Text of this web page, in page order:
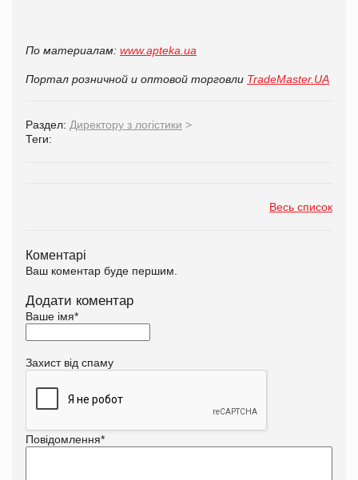
По материалам: www.apteka.ua
Портал розничной и оптовой торговли TradeMaster.UA
Раздел: Директору з логістики >
Теги:
Весь список
Коментарі
Ваш коментар буде першим.
Додати коментар
Ваше імя*
Захист від спаму
Повідомлення*